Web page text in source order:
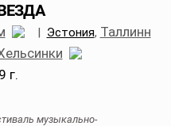
| Эстония, Таллинн
г.
музыкально-